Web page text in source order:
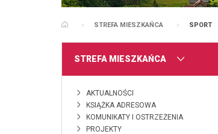
STRONA GŁÓWNA
STREFA MIESZKAŃCA SPORT
MENU
STREFA MIESZKAŃCA
AKTUALNOŚCI
KSIĄŻKA ADRESOWA
KOMUNIKATY I OSTRZEŻENIA
PROJEKTY